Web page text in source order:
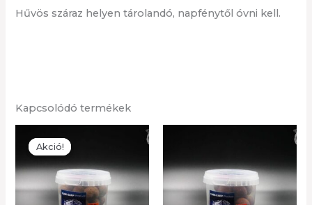
Hűvös száraz helyen tárolandó, napfénytől óvni kell.
Kapcsolódó termékek
Akció!
Akció!